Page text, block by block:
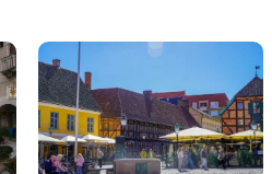
Kitos savivaldybės
Druskininkų
Utenos rajono
Jonavos rajono